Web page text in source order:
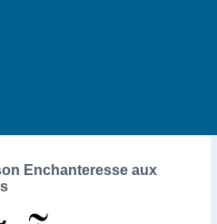
Enchanteresse aux